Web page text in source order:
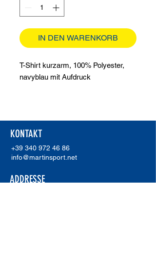
IN DEN WARENKORB
T-Shirt kurzarm, 100% Polyester,
navyblau mit Aufdruck
KONTAKT
+39 340 972 46 86
info@martinsport.net
ADDRESSE